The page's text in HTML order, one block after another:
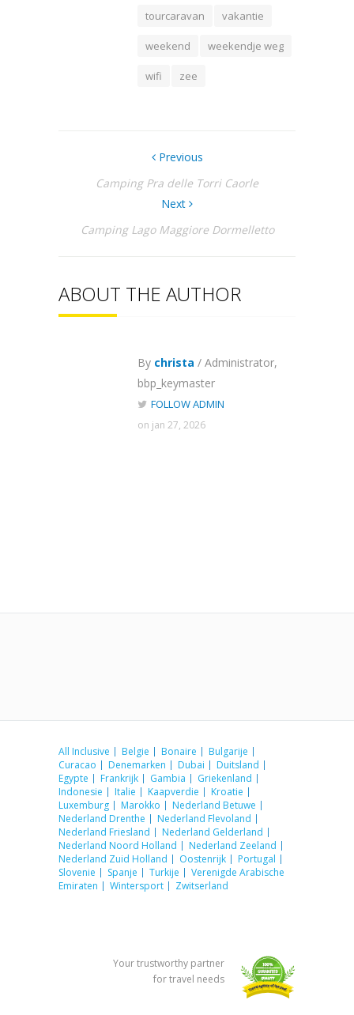
tourcaravan vakantie
weekend weekendje weg
wifi zee
Previous
Camping Pra delle Torri Caorle
Next
Camping Lago Maggiore Dormelletto
ABOUT THE AUTHOR
By christa / Administrator,
bbp_keymaster
FOLLOW ADMIN
on jan 27, 2026
All Inclusive Belgie Bonaire
Bulgarije
Curacao
Denemarken Dubai
Duitsland
Egypte
Frankrijk Gambia
Griekenland
Indonesie
Italie Kaapverdie
Kroatie
Luxemburg
Marokko
Nederland Betuwe
Nederland Drenthe
Nederland Flevoland
Nederland Friesland
Nederland Gelderland
Nederland Noord Holland
Nederland Zeeland
Nederland Zuid Holland
Oostenrijk
Portugal
Slovenie
Spanje Turkije
Verenigde Arabische
Emiraten
Wintersport Zwitserland
Your trustworthy partner
for travel needs